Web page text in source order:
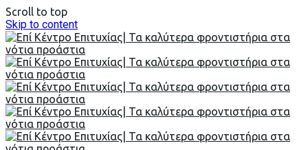
Scroll to top
Skip to content